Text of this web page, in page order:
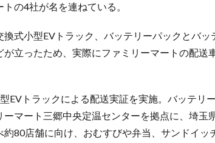
の4社が名を連ねている。
式小型EVトラック、バッテリーパックとバ
立ったため、実際にファミリーマートの配送
EVトラックによる配送実証を実施。バッテリ
マート三郷中央定温センターを拠点に、埼玉
約80店舗に向け、おむすびや弁当、サンドイッ